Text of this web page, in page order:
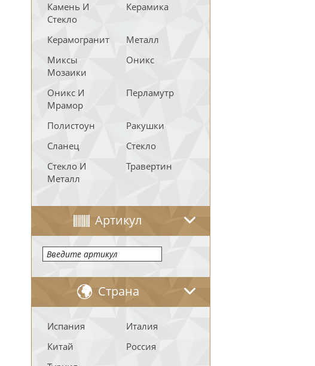
Камень И
Стекло
Керамика
Керамогранит
Металл
Миксы
Мозаики
Оникс
Оникс И
Мрамор
Перламутр
Полистоун
Ракушки
Сланец
Стекло
Стекло И
Металл
Травертин
Артикул
Страна
Испания
Италия
Китай
Россия